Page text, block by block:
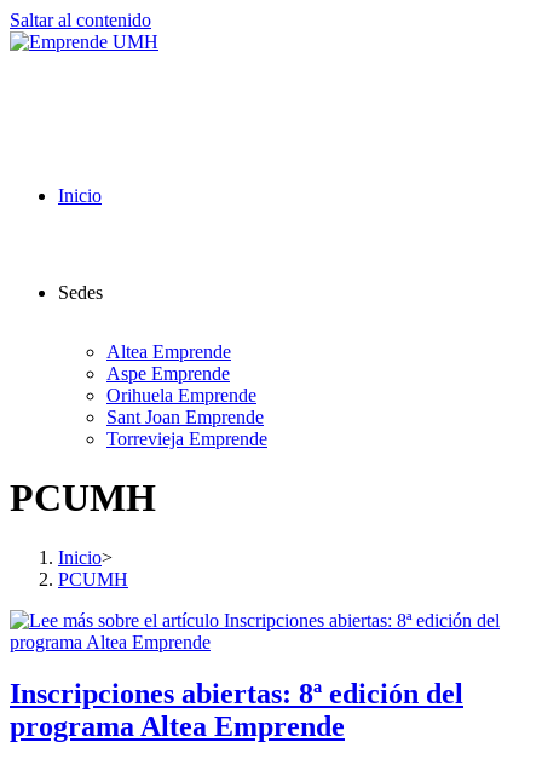
Saltar al contenido
Inicio
Sedes
Altea Emprende
Aspe Emprende
Orihuela Emprende
Sant Joan Emprende
Torrevieja Emprende
PCUMH
Inicio>
PCUMH
Inscripciones abiertas: 8ª edición del
programa Altea Emprende